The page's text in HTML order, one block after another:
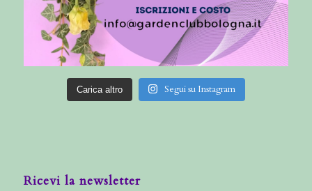
Carica altro Segui su Instagram
Ricevi la newsletter